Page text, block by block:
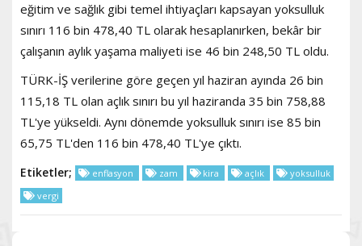
eğitim ve sağlık gibi temel ihtiyaçları kapsayan yoksulluk
sınırı 116 bin 478,40 TL olarak hesaplanırken, bekâr bir
çalışanın aylık yaşama maliyeti ise 46 bin 248,50 TL oldu.
TÜRK-İŞ verilerine göre geçen yıl haziran ayında 26 bin
115,18 TL olan açlık sınırı bu yıl haziranda 35 bin 758,88
TL'ye yükseldi. Aynı dönemde yoksulluk sınırı ise 85 bin
65,75 TL'den 116 bin 478,40 TL'ye çıktı.
Etiketler; enflasyon zam kira açlık
yoksulluk
vergi